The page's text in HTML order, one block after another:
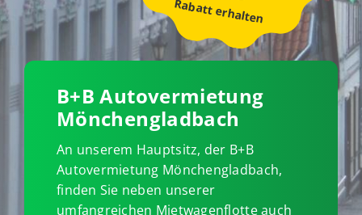
B+B Autovermietung
Mönchengladbach
An unserem Hauptsitz, der B+B
Autovermietung Mönchengladbach,
finden Sie neben unserer
umfangreichen Mietwagenflotte auch
Rabatt erhalten